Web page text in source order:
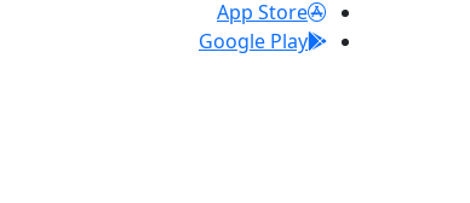
App Store
Google Play